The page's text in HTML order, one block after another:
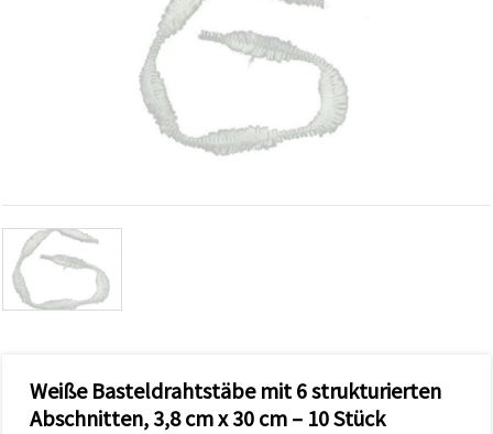
Datenverkehr
zu
analysieren
sowie
relevantere
Unterstützung
unserer
Partner für
Weiße Basteldrahtstäbe mit 6 strukturierten
Abschnitten, 3,8 cm x 30 cm – 10 Stück